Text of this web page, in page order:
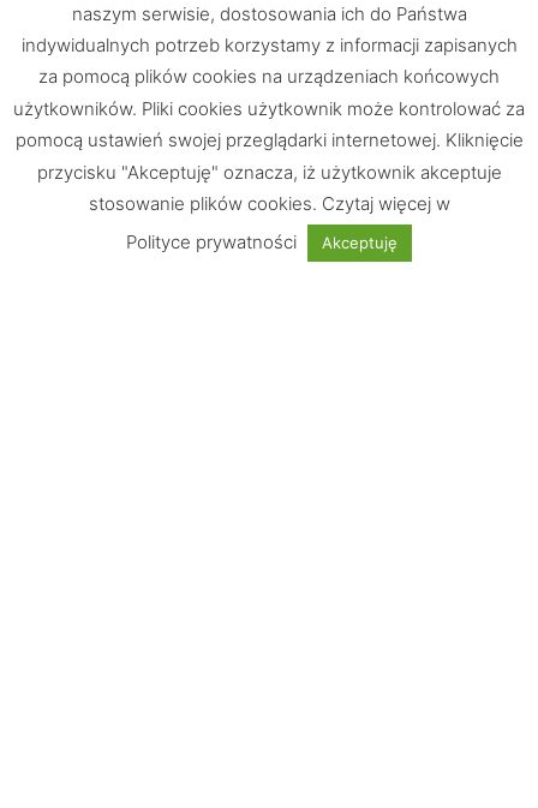
Chętnie odpowiemy na Wasze pytania
naszym serwisie, dostosowania ich do Państwa
indywidualnych potrzeb korzystamy z informacji zapisanych
za pomocą plików cookies na urządzeniach końcowych
użytkowników. Pliki cookies użytkownik może kontrolować za
pomocą ustawień swojej przeglądarki internetowej. Kliknięcie
przycisku "Akceptuję" oznacza, iż użytkownik akceptuje
stosowanie plików cookies. Czytaj więcej w
Polityce prywatności
Akceptuję
Masz pytania?